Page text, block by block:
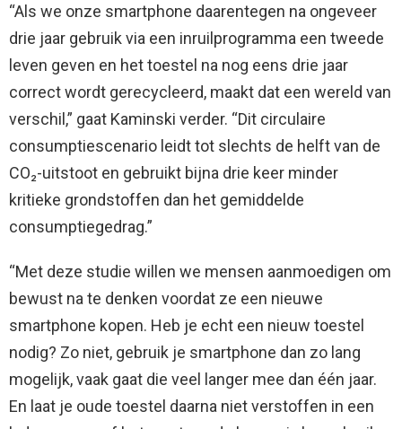
“Als we onze smartphone daarentegen na ongeveer
drie jaar gebruik via een inruilprogramma een tweede
leven geven en het toestel na nog eens drie jaar
correct wordt gerecycleerd, maakt dat een wereld van
verschil,” gaat Kaminski verder. “Dit circulaire
consumptiescenario leidt tot slechts de helft van de
CO₂-uitstoot en gebruikt bijna drie keer minder
kritieke grondstoffen dan het gemiddelde
consumptiegedrag.”
“Met deze studie willen we mensen aanmoedigen om
bewust na te denken voordat ze een nieuwe
smartphone kopen. Heb je echt een nieuw toestel
nodig? Zo niet, gebruik je smartphone dan zo lang
mogelijk, vaak gaat die veel langer mee dan één jaar.
En laat je oude toestel daarna niet verstoffen in een